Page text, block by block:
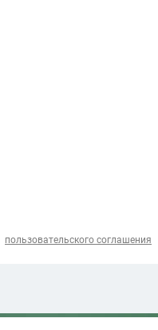
пользовательского соглашения